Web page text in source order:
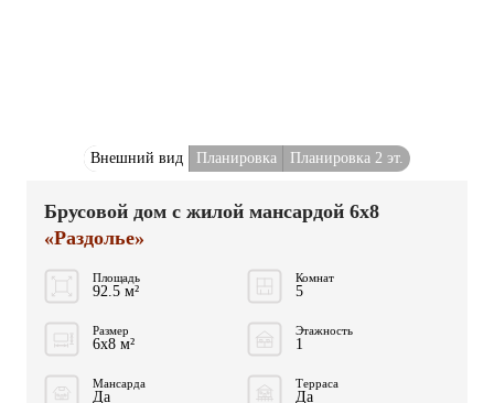
Внешний вид Планировка Планировка 2 эт.
Брусовой дом с жилой мансардой 6x8
«Раздолье»
Площадь
92.5 м²
Комнат
5
Размер
6x8 м²
Этажность
1
Мансарда
Да
Терраса
Да